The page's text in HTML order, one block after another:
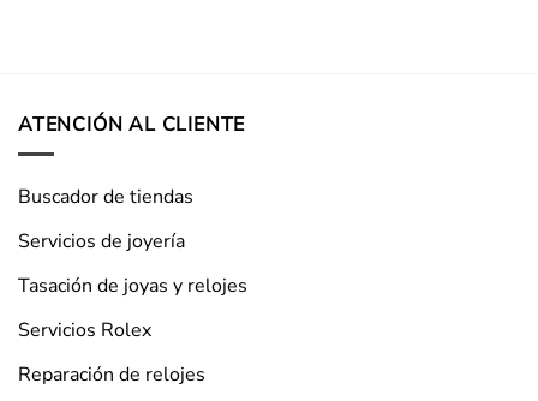
ATENCIÓN AL CLIENTE
Buscador de tiendas
Servicios de joyería
Tasación de joyas y relojes
Servicios Rolex
Reparación de relojes